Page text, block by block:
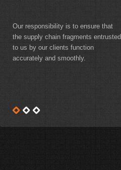
Our responsibility is to ensure that
the supply chain fragments entrusted
to us by our clients function
accurately and smoothly.
Наша задача обеспечить чёткое
функционирование вверенных нам
фрагментов цепи поставок.
Naszym obowiązkiem jest
zapewnienie dokładnego i składnego
funkcjonowania fragmentów